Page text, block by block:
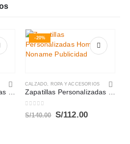
-20%
CALZADO ROPA Y ACCESORIOS
S/140.00 El
S/112.00El